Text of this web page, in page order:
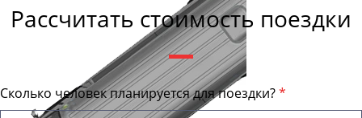
Рассчитать стоимость поездки
Сколько человек планируется для поездки?